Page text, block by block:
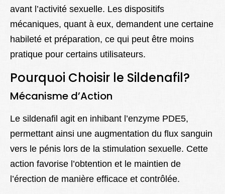
avant l’activité sexuelle. Les dispositifs
mécaniques, quant à eux, demandent une certaine
habileté et préparation, ce qui peut être moins
pratique pour certains utilisateurs.
Pourquoi Choisir le Sildenafil?
Mécanisme d’Action
Le sildenafil agit en inhibant l’enzyme PDE5,
permettant ainsi une augmentation du flux sanguin
vers le pénis lors de la stimulation sexuelle. Cette
action favorise l’obtention et le maintien de
l’érection de manière efficace et contrôlée.